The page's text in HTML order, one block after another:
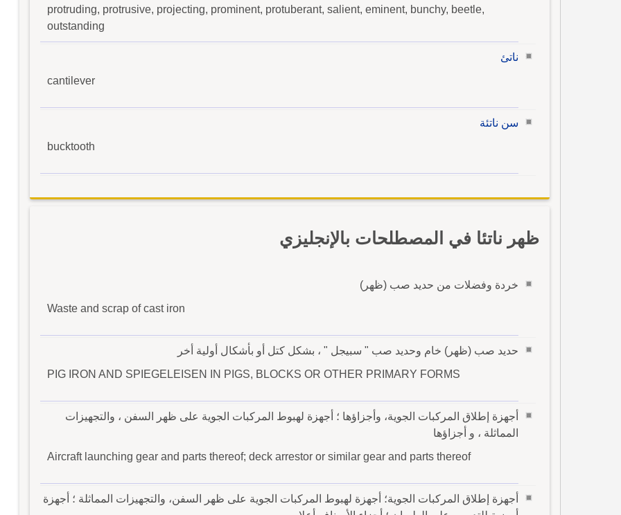
protruding, protrusive, projecting, prominent, protuberant, salient, eminent, bunchy, beetle,
outstanding
ناتئ
cantilever
سن ناتئة
bucktooth
ظهر ناتئا في المصطلحات بالإنجليزي
خردة وفضلات من حديد صب (ظهر)
Waste and scrap of cast iron
حديد صب (ظهر) خام وحديد صب " سبيجل " ، بشكل كتل أو بأشكال أولية أخر
PIG IRON AND SPIEGELEISEN IN PIGS, BLOCKS OR OTHER PRIMARY FORMS
أجهزة إطلاق المركبات الجوية، وأجزاؤها ؛ أجهزة لهبوط المركبات الجوية على ظهر السفن ، والتجهيزات
المماثلة ، و أجزاؤها
Aircraft launching gear and parts thereof; deck arrestor or similar gear and parts thereof
أجهزة إطلاق المركبات الجوية؛ أجهزة لهبوط المركبات الجوية على ظهر السفن، والتجهيزات المماثلة ؛ أجهزة